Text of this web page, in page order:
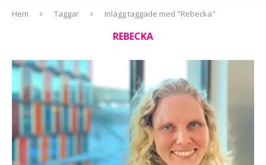
Hem Taggar Inlägg taggade med "Rebecka"
REBECKA